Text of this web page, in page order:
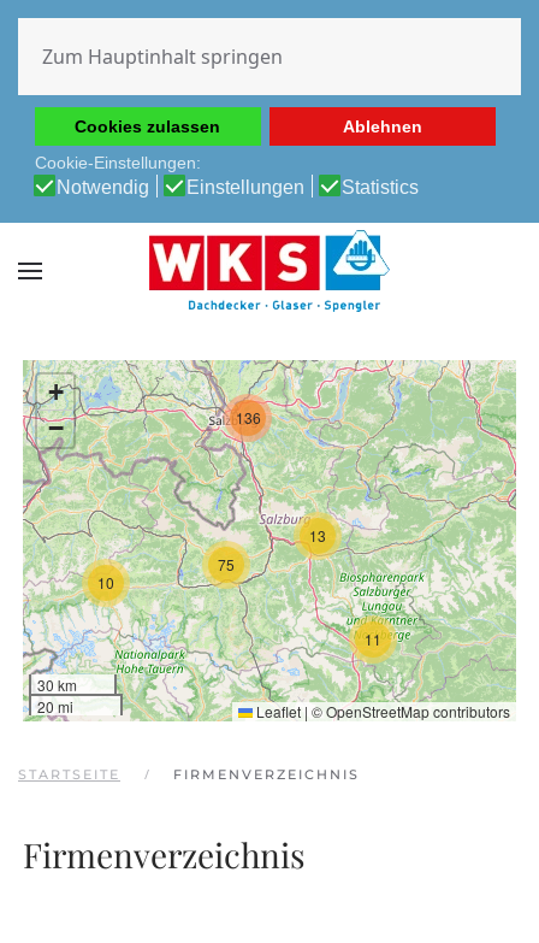
Erfahrung auf unserer Website zu ermöglichen.
Cookie-Richtlinie
Datenschutz-Bestimmungen
Cookies zulassen
Ablehnen
Cookie-Einstellungen:
Notwendig Einstellungen Statistics
Zum Hauptinhalt springen
10
11
13
75
136
+
−
30 km
20 mi
Leaflet | ©OpenStreetMapcontributors
STARTSEITE FIRMENVERZEICHNIS
Firmenverzeichnis